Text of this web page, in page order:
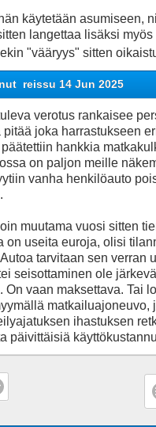
käytetään asumiseen,
langettaa lisäksi
"vääryys" sitten
reissu 14 Jun 2025
verotus rankaisee
joka harrastukseen
hankkia
on paljon meille
vanha henkilöauto
muutama vuosi sitten
on useita euroja, olisi
tarvitaan sen verran
seisottaminen ole
On vaan maksettava. Tai
matkailuajoneuvo,
ihastuksen
päivittäisiä